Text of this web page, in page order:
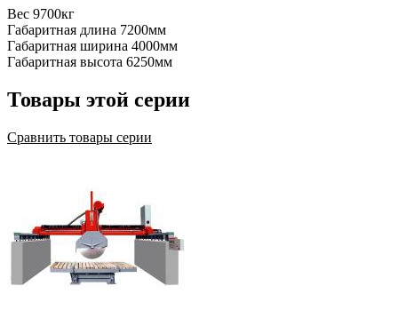
Вес 9700кг
Габаритная длина 7200мм
Габаритная ширина 4000мм
Габаритная высота 6250мм
Товары этой серии
Сравнить товары серии